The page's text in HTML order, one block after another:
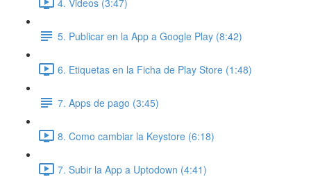
5. Publicar en la App a Google Play (8:42)
6. Etiquetas en la Ficha de Play Store (1:48)
7. Apps de pago (3:45)
8. Como cambiar la Keystore (6:18)
7. Subir la App a Uptodown (4:41)